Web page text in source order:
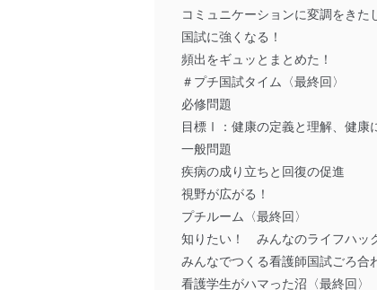
コミュニケーションに変調をきた
国試に強くなる！
頻出をギュッとまとめた！
＃プチ国試タイム〈最終回〉
必修問題
目標Ⅰ：健康の定義と理解、健康
一般問題
疾病の成り立ちと回復の促進
視野が広がる！
プチルーム〈最終回〉
知りたい！ みんなのライフハッ
みんなでつくる看護師国試ごろ
看護学生がハマった沼〈最終回〉